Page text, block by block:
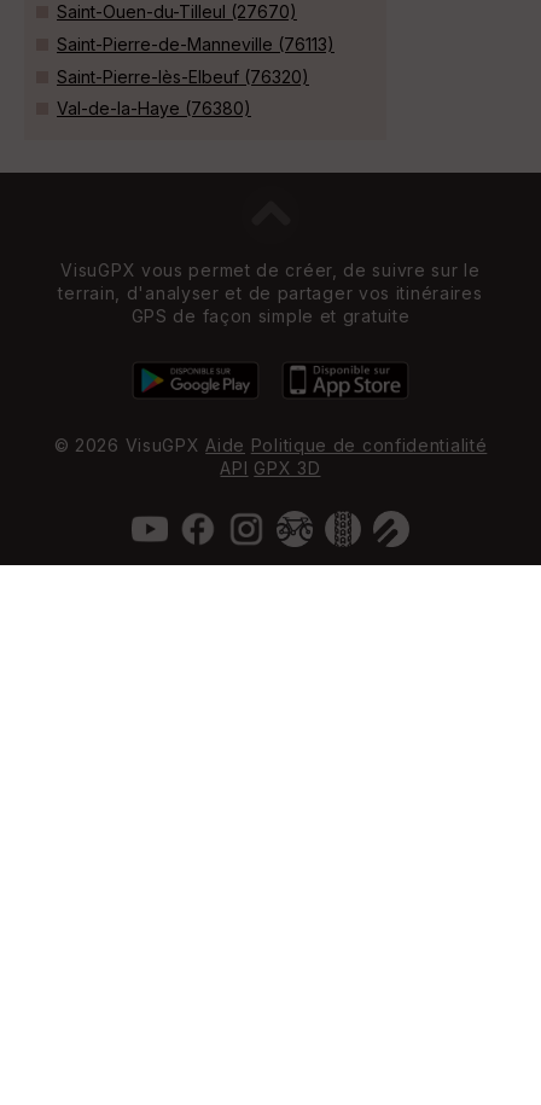
Saint-Ouen-du-Tilleul (27670)
Saint-Pierre-de-Manneville (76113)
Saint-Pierre-lès-Elbeuf (76320)
Val-de-la-Haye (76380)
VisuGPX vous permet de créer, de suivre sur le
terrain, d'analyser et de partager vos itinéraires
GPS de façon simple et gratuite
© 2026 VisuGPX Aide Politique de confidentialité
API GPX 3D